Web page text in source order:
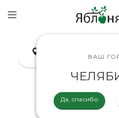
ВАШ
Да, спасибо